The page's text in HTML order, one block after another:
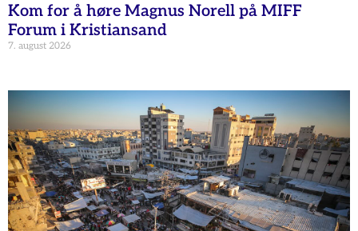
Kom for å høre Magnus Norell på MIFF
Forum i Kristiansand
7. august 2026